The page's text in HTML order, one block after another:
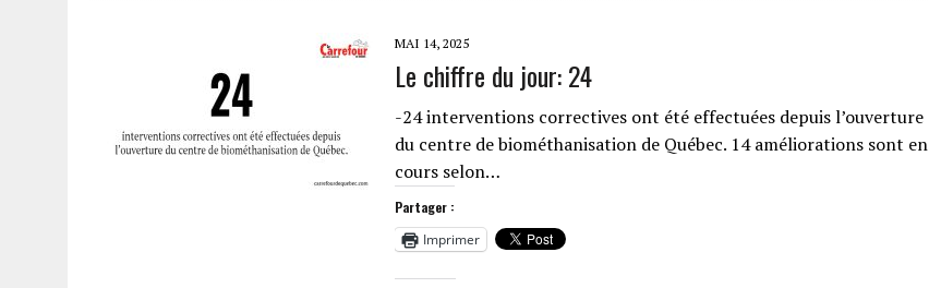
MAI 14, 2025
Le chiffre du jour: 24
-24 interventions correctives ont été effectuées depuis l’ouverture
du centre de biométhanisation de Québec. 14 améliorations sont en
cours selon…
Partager :
Imprimer